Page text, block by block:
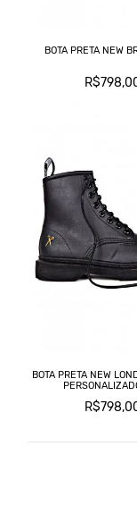
BOTA PRETA NEW
BOTA PRETA NEW